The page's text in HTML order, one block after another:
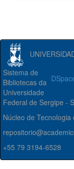
Sistema de
Bibliotecas da
Universidade
Federal de Sergipe -
Núcleo de
+55 79 3194-6528